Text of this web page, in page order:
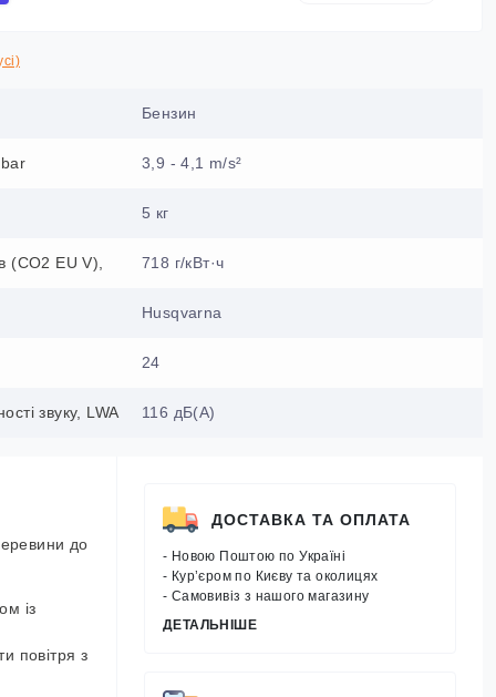
Бензин
3,9 - 4,1 m/s²
5 кг
(CO2 EU V), 718 г/кВт·ч
Husqvarna
24
звуку, LWA 116 дБ(А)
до
із
повітря з
ДОСТАВКА ТА ОПЛАТА
- Новою Поштою по Україні
- Кур’єром по Києву та околицях
- Самовивіз з нашого магазину
ДЕТАЛЬНІШЕ